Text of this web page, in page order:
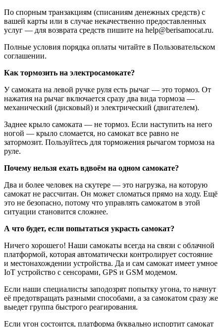
По спорным транзакциям (списаниям денежных средств) с
вашей карты или в случае некачественно предоставленных
услуг — для возврата средств пишите на help@berisamocat.ru.
Полные условия порядка оплаты читайте в Пользовательском
соглашении.
Как тормозить на электросамокате?
У самоката на левой ручке руля есть рычаг — это тормоз. От
нажатия на рычаг включается сразу два вида тормоза —
механический (дисковый) и электрический (двигателем).
Заднее крыло самоката — не тормоз. Если наступить на него
ногой — крыло сломается, но самокат все равно не
затормозит. Пользуйтесь для торможения рычагом тормоза на
руле.
Почему нельзя ехать вдвоём на одном самокате?
Два и более человек на скутере — это нагрузка, на которую
самокат не рассчитан. Он может сломаться прямо на ходу. Ещё
это не безопасно, потому что управлять самокатом в этой
ситуации становится сложнее.
А что будет, если попытаться украсть самокат?
Ничего хорошего! Наши самокаты всегда на связи с облачной
платформой, которая автоматически контролирует состояние
и местонахождении устройства. Да и сам самокат имеет умное
IoT устройство с сенсорами, GPS и GSM модемом.
Если наши специалисты заподозрят попытку угона, то начнут
её предотвращать разными способами, а за самокатом сразу же
выедет группа быстрого реагирования.
Если угон состоится, платформа буквально испортит самокат